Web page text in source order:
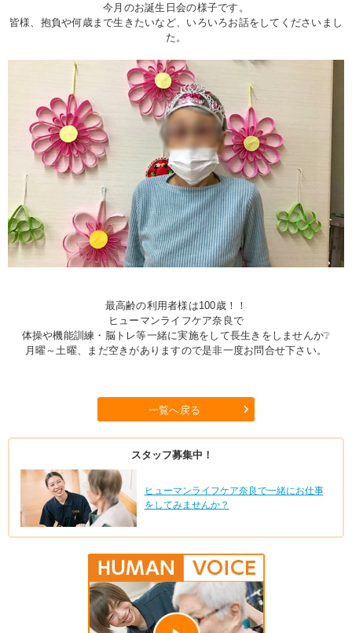
今月のお誕生日会の様子です。
皆様、抱負や何歳まで生きたいなど、いろいろお話をしてくださいまし
た。
最高齢の利用者様は100歳！！
ヒューマンライフケア奈良で
体操や機能訓練・脳トレ等一緒に実施をして長生きをしませんか❔
月曜～土曜、まだ空きがありますので是非一度お問合せ下さい。
一覧へ戻る
スタッフ募集中！
ヒューマンライフケア奈良で一緒にお仕事
をしてみませんか？